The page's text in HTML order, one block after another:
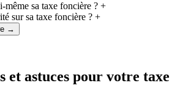
sa taxe foncière ?+
sur sa taxe foncière ?+
→
et astuces pour votre taxe